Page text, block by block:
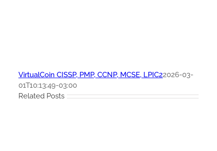
VirtualCoin CISSP, PMP, CCNP, MCSE, LPIC22026-03-
01T10:13:49-03:00
Related Posts